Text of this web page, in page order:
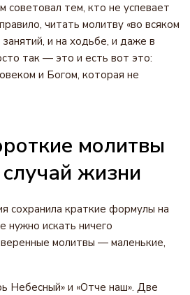
тем, кто не успевает
читать молитву «во всяком
и на ходьбе, и даже в
так — это и есть вот это:
и Богом, которая не
молитвы
жизни
сохранила краткие формулы на
искать ничего
молитвы — маленькие,
Небесный» и «Отче наш». Две